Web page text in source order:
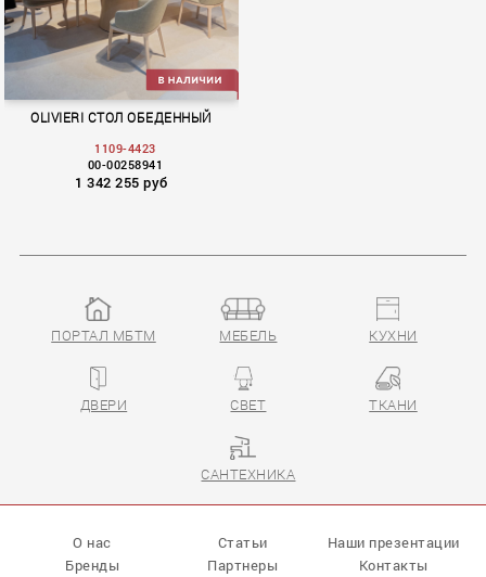
OLIVIERI СТОЛ ОБЕДЕННЫЙ
1109-4423
00-00258941
1 342 255 руб
ПОРТАЛ МБТМ МЕБЕЛЬ КУХНИ
ДВЕРИ СВЕТ ТКАНИ
САНТЕХНИКА
О нас Статьи
Наши презентации
Бренды
Партнеры Контакты